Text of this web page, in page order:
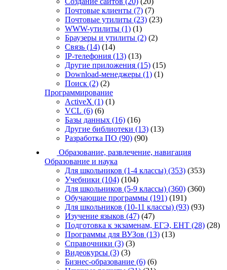
Почтовые клиенты (7) (7)
Почтовые утилиты (23) (23)
WWW-утилиты (1) (1)
Браузеры и утилиты (2) (2)
Связь (14) (14)
IP-телефония (13) (13)
Другие приложения (15) (15)
Download-менеджеры (1) (1)
Поиск (2) (2)
Программирование
ActiveX (1) (1)
VCL (6) (6)
Базы данных (16) (16)
Другие библиотеки (13) (13)
Разработка ПО (90) (90)
Образование, развлечение, навигация
Образование и наука
Для школьников (1-4 классы) (353) (353)
Учебники (104) (104)
Для школьников (5-9 классы) (360) (360)
Обучающие программы (191) (191)
Для школьников (10-11 классы) (93) (93)
Изучение языков (47) (47)
Подготовка к экзаменам, ЕГЭ, ЕНТ (28) (28)
Программы для ВУЗов (13) (13)
Справочники (3) (3)
Видеокурсы (3) (3)
Бизнес-образование (6) (6)